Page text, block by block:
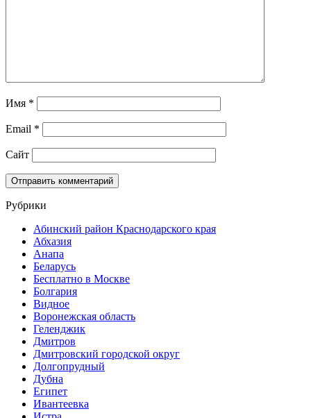
Имя *
Email *
Сайт
Рубрики
Абинский район Краснодарского края
Абхазия
Анапа
Беларусь
Бесплатно в Москве
Болгария
Видное
Воронежская область
Геленджик
Дмитров
Дмитровский городской округ
Долгопрудный
Дубна
Египет
Ивантеевка